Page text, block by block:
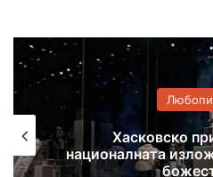
Самодейци се
фестивал в